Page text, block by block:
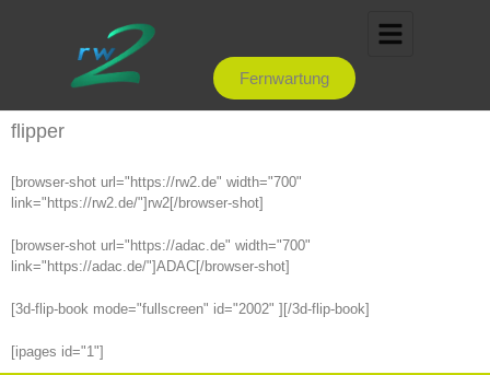
Fernwartung
flipper
[browser-shot url="https://rw2.de" width="700"
link="https://rw2.de/"]rw2[/browser-shot]
[browser-shot url="https://adac.de" width="700"
link="https://adac.de/"]ADAC[/browser-shot]
[3d-flip-book mode="fullscreen" id="2002" ][/3d-flip-book]
[ipages id="1"]